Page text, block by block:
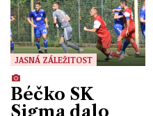
JASNÁ ZÁLEŽITOST
Béčko SK
Sigma dalo